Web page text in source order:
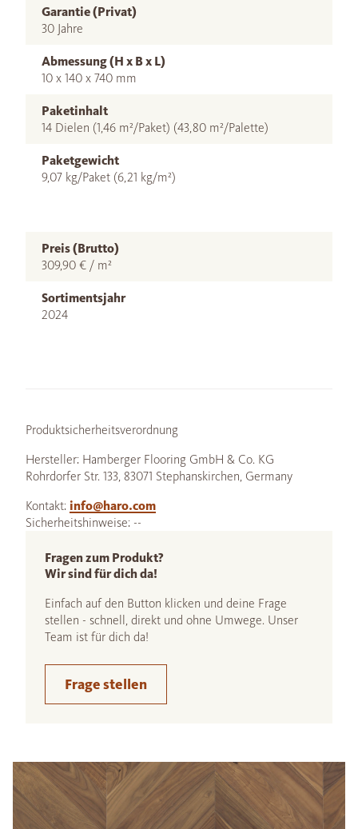
Garantie (Privat)
30 Jahre
Abmessung (H x B x L)
10 x 140 x 740 mm
Paketinhalt
14 Dielen (1,46 m²/Paket) (43,80 m²/Palette)
Paketgewicht
9,07 kg/Paket (6,21 kg/m²)
Preis (Brutto)
309,90 € / m²
Sortimentsjahr
2024
Produktsicherheitsverordnung
Hersteller: Hamberger Flooring GmbH & Co. KG
Rohrdorfer Str. 133, 83071 Stephanskirchen, Germany
Kontakt: info@haro.com
Sicherheitshinweise: --
Fragen zum Produkt?
Wir sind für dich da!
Einfach auf den Button klicken und deine Frage
stellen - schnell, direkt und ohne Umwege. Unser
Team ist für dich da!
Frage stellen